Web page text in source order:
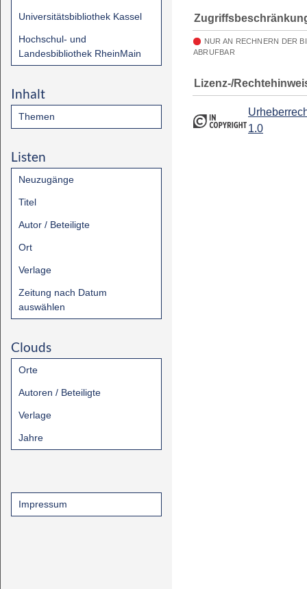
Universitätsbibliothek Kassel
Hochschul- und
Landesbibliothek RheinMain
Inhalt
Themen
Listen
Neuzugänge
Titel
Autor / Beteiligte
Ort
Verlage
Zeitung nach Datum
auswählen
Clouds
Orte
Autoren / Beteiligte
Verlage
Jahre
Impressum
NUR AN RECHNERN DER
ABRUFBAR
Lizenz-/
1.0